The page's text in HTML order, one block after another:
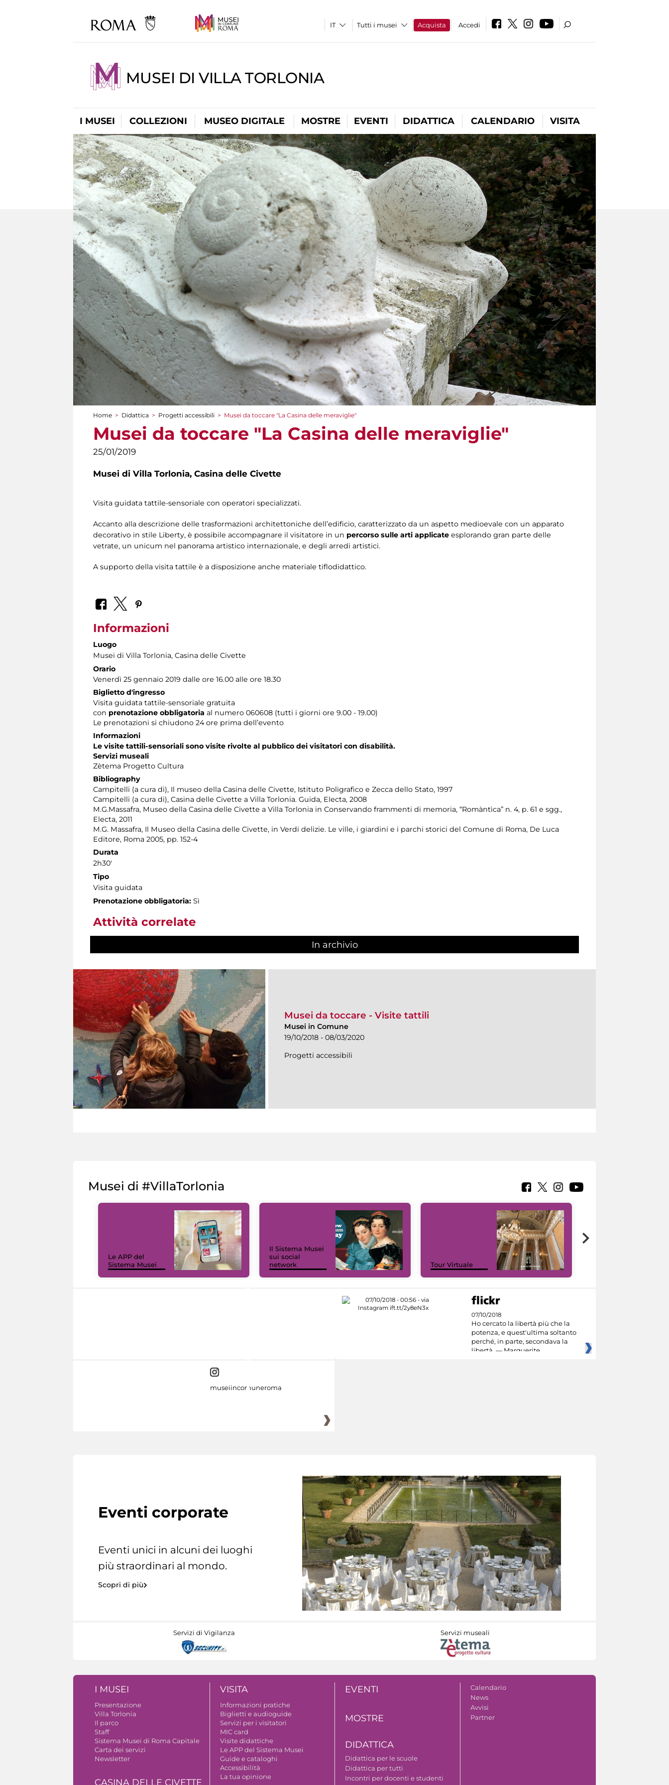
Tutti i musei Acquista Accedi
MUSEI DI VILLA TORLONIA
I MUSEI COLLEZIONI MUSEO DIGITALE MOSTRE EVENTI DIDATTICA CALENDARIO VISITA
Tu sei qui
Home > Didattica > Progetti accessibili > Musei da toccare "La Casina delle meraviglie"
Musei da toccare "La Casina delle meraviglie"
25/01/2019
Musei di Villa Torlonia, Casina delle Civette
Visita guidata tattile-sensoriale con operatori specializzati.
Accanto alla descrizione delle trasformazioni architettoniche dell’edificio, caratterizzato da un aspetto medioevale con un apparato
decorativo in stile Liberty, è possibile accompagnare il visitatore in un percorso sulle arti applicate esplorando gran parte delle
vetrate, un unicum nel panorama artistico internazionale, e degli arredi artistici.
A supporto della visita tattile è a disposizione anche materiale tiflodidattico.
Informazioni
Luogo
Musei di Villa Torlonia, Casina delle Civette
Orario
Venerdì 25 gennaio 2019 dalle ore 16.00 alle ore 18.30
Biglietto d'ingresso
Visita guidata tattile-sensoriale gratuita
con prenotazione obbligatoria al numero 060608 (tutti i giorni ore 9.00 - 19.00)
Le prenotazioni si chiudono 24 ore prima dell’evento
Informazioni
Le visite tattili-sensoriali sono visite rivolte al pubblico dei visitatori con disabilità.
Servizi museali
Zètema Progetto Cultura
Bibliography
Campitelli (a cura di), Il museo della Casina delle Civette, Istituto Poligrafico e Zecca dello Stato, 1997
Campitelli (a cura di), Casina delle Civette a Villa Torlonia. Guida, Electa, 2008
M.G.Massafra, Museo della Casina delle Civette a Villa Torlonia in Conservando frammenti di memoria, “Romàntìca” n. 4, p. 61 e sgg.,
Electa, 2011
M.G. Massafra, Il Museo della Casina delle Civette, in Verdi delizie. Le ville, i giardini e i parchi storici del Comune di Roma, De Luca
Editore, Roma 2005, pp. 152-4
Durata
2h30'
Tipo
Visita guidata
Prenotazione obbligatoria: Sì
Attività correlate
In archivio
Musei da toccare - Visite tattili
Musei in Comune
19/10/2018 - 08/03/2020
Progetti accessibili
Musei di #VillaTorlonia
Le APP del
Sistema Musei
Il Sistema Musei
sui social
network
Tour Virtuale
07/10/2018
Ho cercato la libertà più che la
potenza, e quest'ultima soltanto
perché, in parte, secondava la
libertà. — Marguerite
museiincomuneroma
Eventi corporate
Eventi unici in alcuni dei luoghi
più straordinari al mondo.
Scopri di più
Servizi di Vigilanza Servizi museali
I MUSEI
Presentazione
Villa Torlonia
Il parco
Staff
Sistema Musei di Roma Capitale
Carta dei servizi
Newsletter
CASINA DELLE CIVETTE
VISITA
Informazioni pratiche
Biglietti e audioguide
Servizi per i visitatori
MIC card
Visite didattiche
Le APP del Sistema Musei
Guide e cataloghi
Accessibilità
La tua opinione
EVENTI
MOSTRE
DIDATTICA
Didattica per le scuole
Didattica per tutti
Incontri per docenti e studenti
Calendario
News
Avvisi
Partner